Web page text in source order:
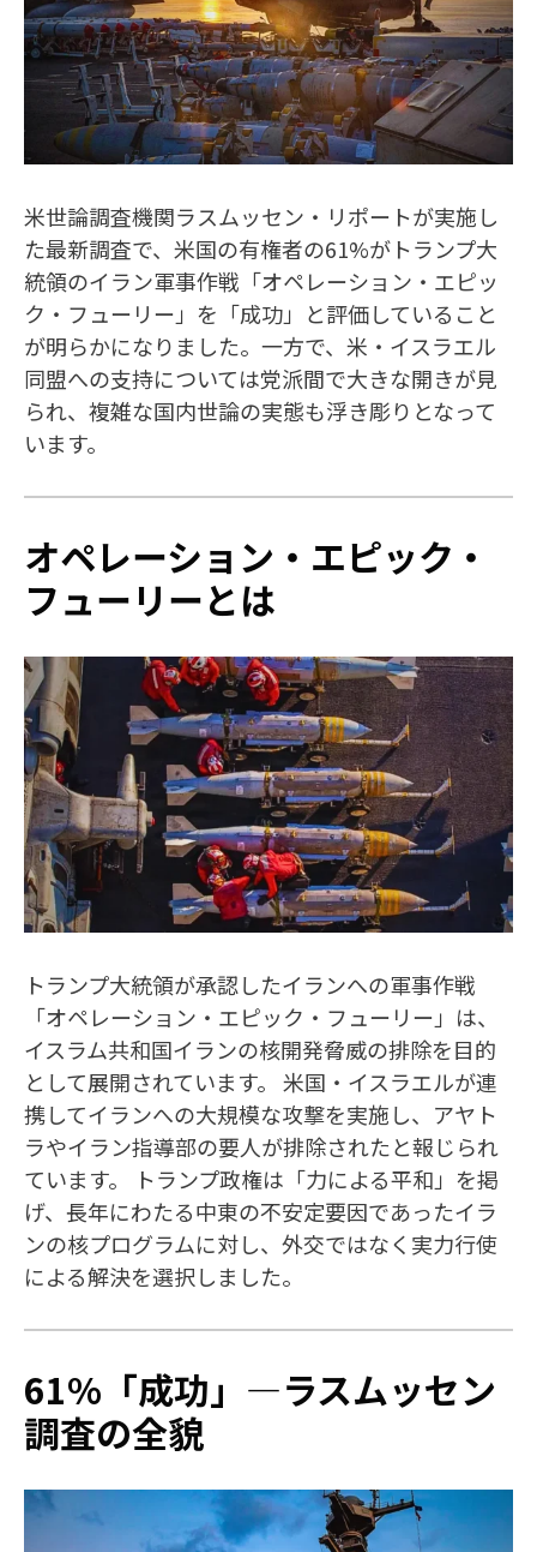
米世論調査機関ラスムッセン・リポートが実施し
た最新調査で、米国の有権者の61%がトランプ大
統領のイラン軍事作戦「オペレーション・エピッ
ク・フューリー」を「成功」と評価していること
が明らかになりました。一方で、米・イスラエル
同盟への支持については党派間で大きな開きが見
られ、複雑な国内世論の実態も浮き彫りとなって
います。
オペレーション・エピック・
フューリーとは
トランプ大統領が承認したイランへの軍事作戦
「オペレーション・エピック・フューリー」は、
イスラム共和国イランの核開発脅威の排除を目的
として展開されています。 米国・イスラエルが連
携してイランへの大規模な攻撃を実施し、アヤト
ラやイラン指導部の要人が排除されたと報じられ
ています。 トランプ政権は「力による平和」を掲
げ、長年にわたる中東の不安定要因であったイラ
ンの核プログラムに対し、外交ではなく実力行使
による解決を選択しました。
61%「成功」—ラスムッセン
調査の全貌